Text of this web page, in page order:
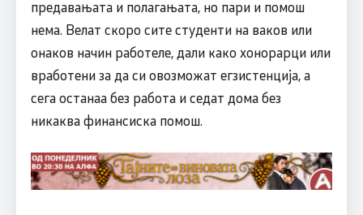
предавањата и полагањата, но пари и помош
нема. Велат скоро сите студенти на ваков или
онаков начин работеле, дали како хонорарци или
вработени за да си овозможат егзистенција, а
сега останаа без работа и седат дома без
никаква финансиска помош.